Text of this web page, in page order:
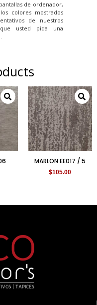
de ordenador,
colores mostrados
de nuestros
que usted pida una
MARLON EE017 / 5
$105.00